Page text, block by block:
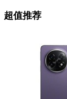
超值推荐